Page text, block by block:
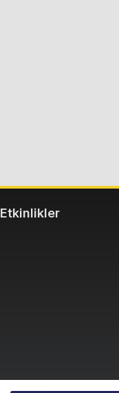
Etkinlikler